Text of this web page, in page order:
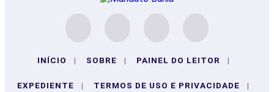
INÍCIO | SOBRE | PAINEL DO LEITOR |
EXPEDIENTE | TERMOS DE USO E PRIVACIDADE |